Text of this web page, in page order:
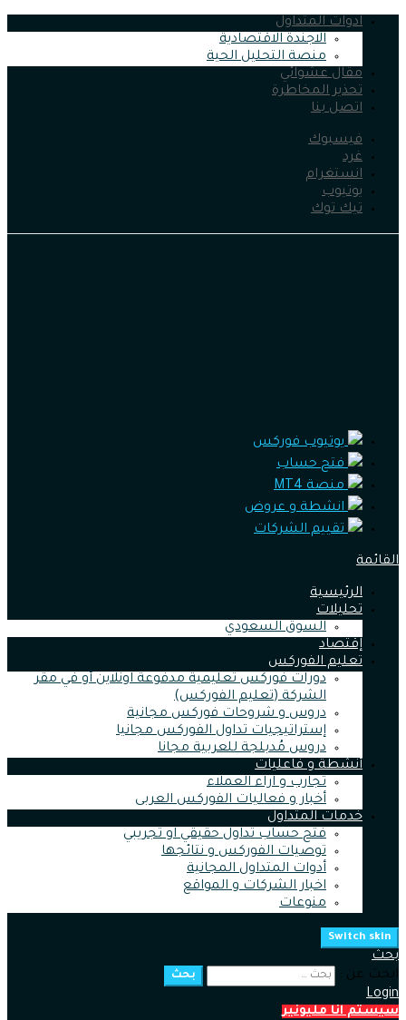
ادوات المتداول
الاجندة الاقتصادية
منصة التحليل الحية
مقال عشوائي
تحذير المخاطرة
اتصل بنا
فيسبوك
غرد
انستغرام
يوتيوب
تيك توك
يوتيوب فوركس
فتح حساب
منصة MT4
انشطة و عروض
تقييم الشركات
القائمة
الرئيسية
تحليلات
السوق السعودي
إقتصاد
تعليم الفوركس
دورات فوركس تعليمية مدفوعة اونلاين أو في مقر
الشركة (تعليم الفوركس)
دروس و شروحات فوركس مجانية
إستراتيجيات تداول الفوركس مجانيا
دروس مُدبلجة للعربية مجانا
أنشطة و فاعليات
تجارب و اراء العملاء
أخبار و فعاليات الفوركس العربى
خدمات المتداول
فتح حساب تداول حقيقي او تجريبي
توصيات الفوركس و نتائجها
أدوات المتداول المجانية
اخبار الشركات و المواقع
منوعات
Switch skin
بحث
ابحث عن :
بحث
Login
سيستم انا مليونير